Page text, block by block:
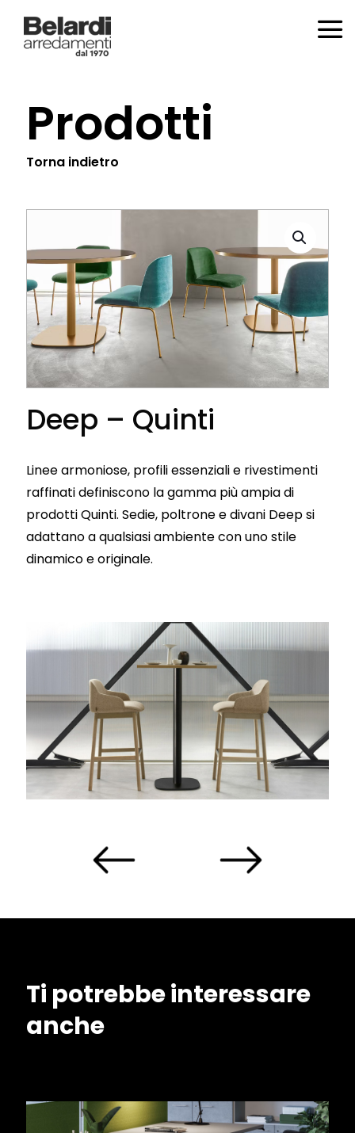
Prodotti
Torna indietro
Deep – Quinti
Linee armoniose, profili essenziali e rivestimenti
raffinati definiscono la gamma più ampia di
prodotti Quinti. Sedie, poltrone e divani Deep si
adattano a qualsiasi ambiente con uno stile
dinamico e originale.
Ti potrebbe interessare
anche